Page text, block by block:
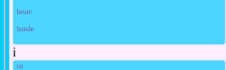
heute
hunde
i
ist